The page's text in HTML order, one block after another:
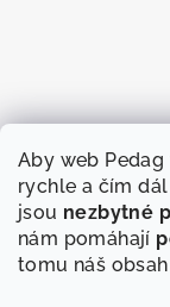
Aby web
rychle a čím
jsou nezbytné
nám pomáhají
tomu náš